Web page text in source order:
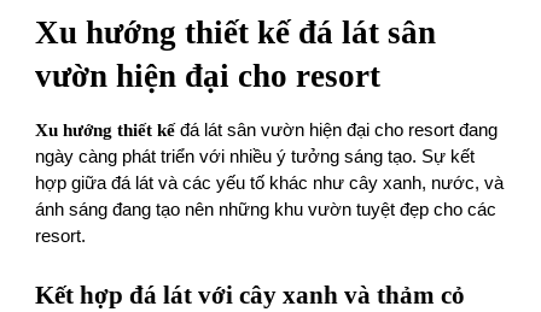
Xu hướng thiết kế đá lát sân
vườn hiện đại cho resort
Xu hướng thiết kếđá lát sân vườn hiện đại cho resort đang
ngày càng phát triển với nhiều ý tưởng sáng tạo. Sự kết
hợp giữa đá lát và các yếu tố khác như cây xanh, nước, và
ánh sáng đang tạo nên những khu vườn tuyệt đẹp cho các
resort.
Kết hợp đá lát với cây xanh và thảm cỏ